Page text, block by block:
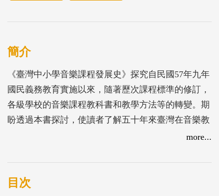
簡介
《臺灣中小學音樂課程發展史》探究自民國57年九年
國民義務教育實施以來，隨著歷次課程標準的修訂，
各級學校的音樂課程教科書和教學方法等的轉變。期
盼透過本書探討，使讀者了解五十年來臺灣在音樂教
育的努力和成果，讓臺灣音樂教育的發展引發更多的
more...
目次